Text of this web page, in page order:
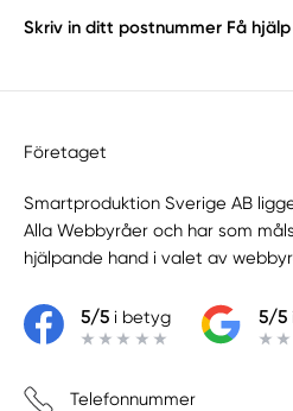
Skriv in ditt postnummer Få
Företaget
Smartproduktion Sverige AB
Alla Webbyråer och har som
hjälpande hand i valet av
5/5i betyg 5/5
Telefonnummer